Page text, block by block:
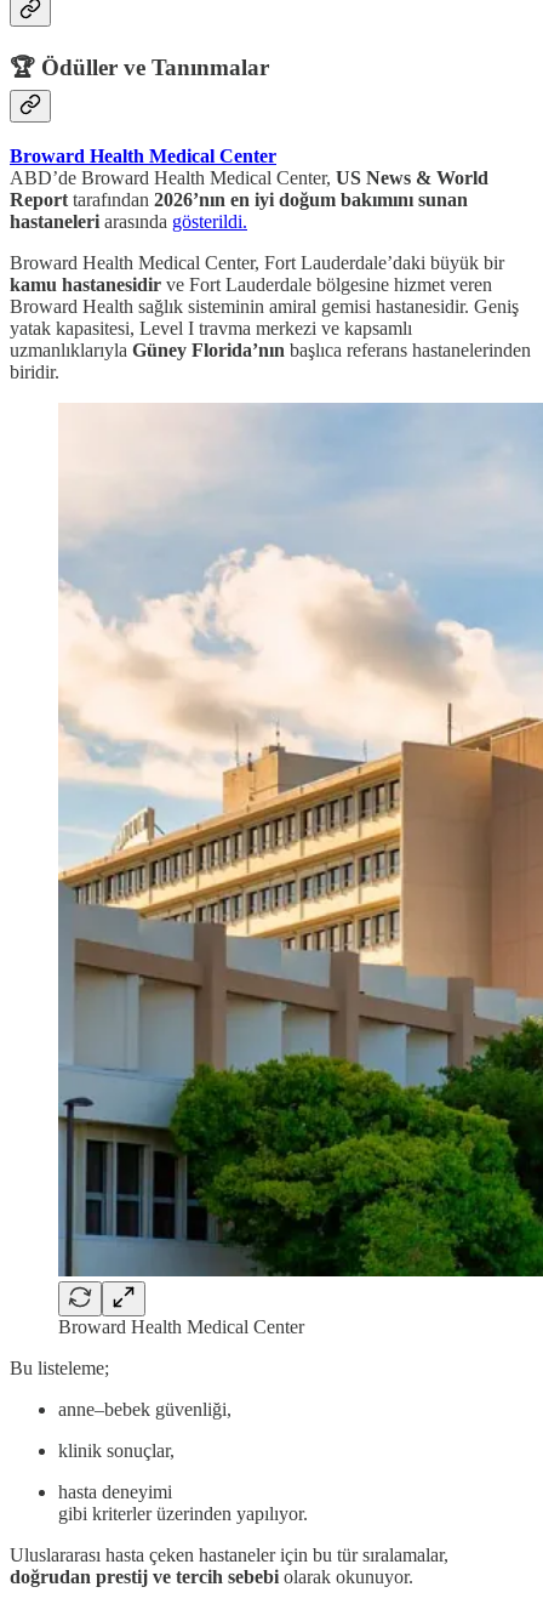
🏆 Ödüller ve Tanınmalar
Broward Health Medical Center
ABD’de Broward Health Medical Center, US News & World
Report tarafından 2026’nın en iyi doğum bakımını sunan
hastaneleri arasında gösterildi.
Broward Health Medical Center, Fort Lauderdale’daki büyük bir
kamu hastanesidir ve Fort Lauderdale bölgesine hizmet veren
Broward Health sağlık sisteminin amiral gemisi hastanesidir. Geniş
yatak kapasitesi, Level I travma merkezi ve kapsamlı
uzmanlıklarıyla Güney Florida’nın başlıca referans hastanelerinden
biridir.
Broward Health Medical Center
Bu listeleme;
anne–bebek güvenliği,
klinik sonuçlar,
hasta deneyimi
gibi kriterler üzerinden yapılıyor.
Uluslararası hasta çeken hastaneler için bu tür sıralamalar,
doğrudan prestij ve tercih sebebi olarak okunuyor.